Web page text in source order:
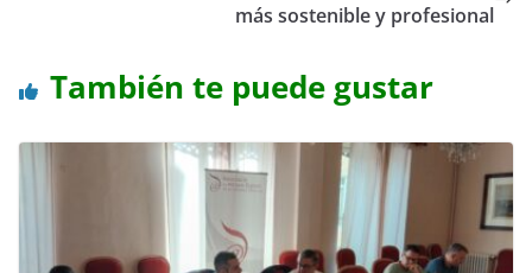
más sostenible y profesional
También te puede gustar